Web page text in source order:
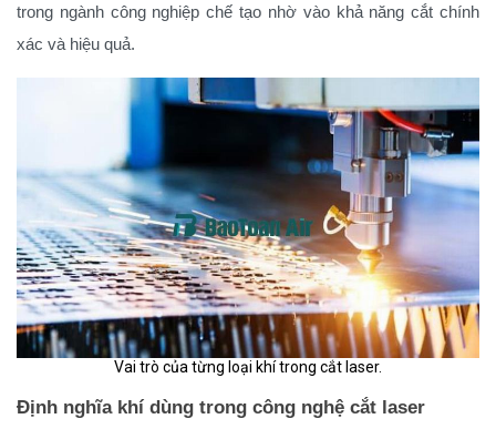
trong ngành công nghiệp chế tạo nhờ vào khả năng cắt chính
xác và hiệu quả.
Vai trò của từng loại khí trong cắt laser.
Định nghĩa khí dùng trong công nghệ cắt laser